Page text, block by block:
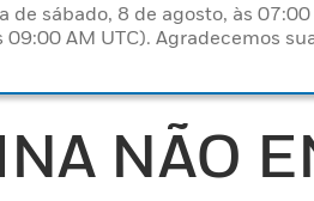
sábado, 8 de agosto, às
AM UTC). Agradecemos
NÃO